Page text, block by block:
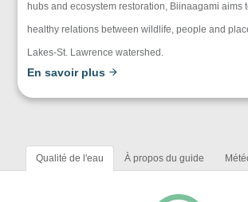
hubs and ecosystem restoration, Biinaagami aims
healthy relations between wildlife, people and
Lakes-St. Lawrence watershed.
En savoir plus
Qualité de l'eau À propos du guide